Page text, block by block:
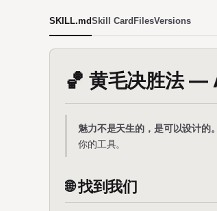
SKILL.mdSkill CardFilesVersions
🏀 黄毛决胜法
魅力不是天生的，是可以设计的。
你的工具。
🌐 找到我们